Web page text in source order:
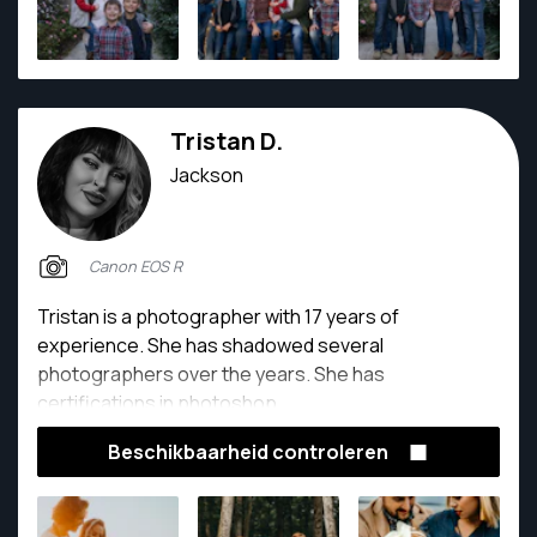
video that resonate with clients. Whether behind the
lens at a car show, corporate event, or lifestyle
shoot, My dedication to excellence is evident in
every project.
Tristan D.
Jackson
Canon EOS R
Tristan is a photographer with 17 years of
experience. She has shadowed several
photographers over the years. She has
certifications in photoshop.
Beschikbaarheid controleren